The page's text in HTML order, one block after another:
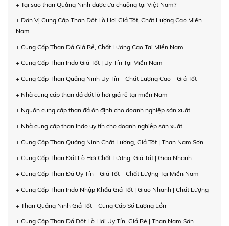
+ Tại sao than Quảng Ninh được ưa chuộng tại Việt Nam?
+ Đơn Vị Cung Cấp Than Đốt Lò Hơi Giá Tốt, Chất Lượng Cao Miền
Nam
+ Cung Cấp Than Đá Giá Rẻ, Chất Lượng Cao Tại Miền Nam
+ Cung Cấp Than Indo Giá Tốt | Uy Tín Tại Miền Nam
+ Cung Cấp Than Quảng Ninh Uy Tín – Chất Lượng Cao – Giá Tốt
+ Nhà cung cấp than đá đốt lò hơi giá rẻ tại miền Nam
+ Nguồn cung cấp than đá ổn định cho doanh nghiệp sản xuất
+ Nhà cung cấp than Indo uy tín cho doanh nghiệp sản xuất
+ Cung Cấp Than Quảng Ninh Chất Lượng, Giá Tốt | Than Nam Sơn
+ Cung Cấp Than Đốt Lò Hơi Chất Lượng, Giá Tốt | Giao Nhanh
+ Cung Cấp Than Đá Uy Tín – Giá Tốt – Chất Lượng Tại Miền Nam
+ Cung Cấp Than Indo Nhập Khẩu Giá Tốt | Giao Nhanh | Chất Lượng
+ Than Quảng Ninh Giá Tốt – Cung Cấp Số Lượng Lớn
+ Cung Cấp Than Đá Đốt Lò Hơi Uy Tín, Giá Rẻ | Than Nam Sơn